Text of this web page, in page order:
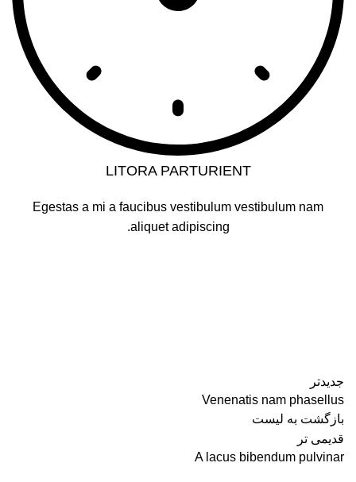
LITORA PARTURIENT
Egestas a mi a faucibus vestibulum vestibulum nam
aliquet adipiscing.
جدیدتر
Venenatis nam phasellus
بازگشت به لیست
قدیمی تر
A lacus bibendum pulvinar